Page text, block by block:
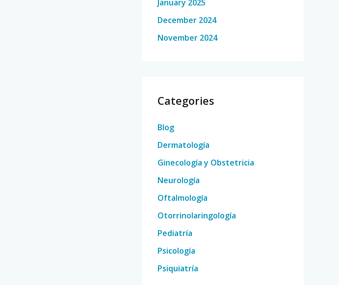
January 2025
December 2024
November 2024
Categories
Blog
Dermatología
Ginecología y Obstetricia
Neurología
Oftalmología
Otorrinolaringología
Pediatría
Psicología
Psiquiatría